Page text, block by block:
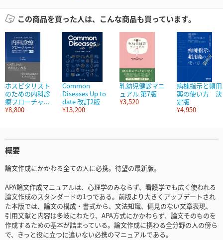
この商品を買った人は、こんな商品も買っています。
ホスピタリスト
のための内科診
療フローチャ...
¥8,800
Common
Diseases Up to
date 改訂2版
¥13,200
乳幼児健診マニ
ュアル 第7版
¥3,520
病棟指示と頻用
薬の使い方 決
定版
¥4,950
概要
論文作成にかかわる全ての人に必携。待望の最新版。
APA論文作成マニュアルは、心理学のみならず、看護学でも広く使われる
論文作成のスタンダードの1つである。前版より大きくアップデートされ
た本版では、論文の構成・書式から、文法知識、偏見のない文章表現、
引用文献と内容は多岐にわたり、APA方式にかかわらず、論文そのものを
作成するための基本が詰まっている。論文作成に携わる全分野の人の傍ら
で、きっと役に立つに違いない必携のマニュアルである。